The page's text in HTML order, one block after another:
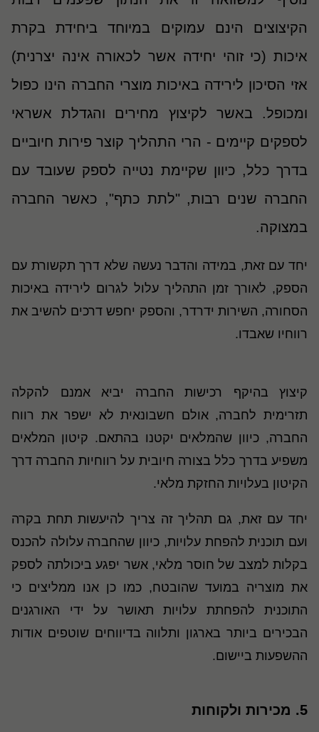
הקיצוצים הינם עמוקים במיוחד ביחידת בקרת
איכות (כי זוהי יחידה אשר לכאורה אינה יצרנית)
אזי הסיכון לירידה באיכות מוצרי החברה הינו כפול
ומכופל. באשר לקיצוץ מחירים והגדלת אשראי
לספקים קיימים - הרי התהליך קוצר פירות חיוביים
בדרך כלל, כיוון שקיימת נטייה לספק שעובד עם
החברה שנים רבות, "לתת כתף", כאשר החברה
במצוקה.
יחד עם זאת, במידה והדבר נעשה שלא דרך תקשורת עם
הספק, לאורך זמן התהליך עלול לגרום לירידה באיכות
הסחורה, השירות ידרדר, והספק יחפש דרכים להשיב את
רווחיו שאבדו.
קיצוץ בהיקף רכישות החברה יביא אמנם להקלה
תזרימית לחברה, אולם חשבונאית לא ישפר את רווח
החברה, כיוון שהמלאים יקטנו בהתאם. קיטון המלאים
משפיע בדרך כלל בצורה חיובית על רווחיות החברה דרך
הקיטון בעלויות החזקת מלאי.
יחד עם זאת, גם תהליך זה צריך להיעשות תחת בקרה
ועם תוכנית להפחת עלויות, כיוון שהחברה עלולה להכנס
בקלות למצב של חוסר מלאי, אשר יפגע ביכולתה לספק
את מוצריה במועד שהובטח, כמו כן אנו ממליצים כי
התוכנית להפחתת עלויות תאושר על ידי האורגנים
הבכירים ביותר בארגון ותלווה בדיווחים שוטפים אודות
ההשפעות ביישום.
5. מכירות ולקוחות